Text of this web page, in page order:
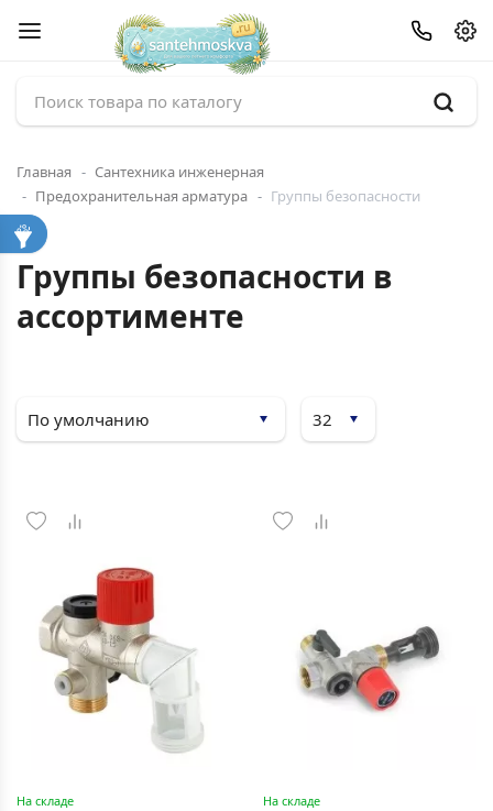
Главная
Сантехника инженерная
Предохранительная арматура
Группы безопасности
Группы безопасности в
ассортименте
На складе На складе